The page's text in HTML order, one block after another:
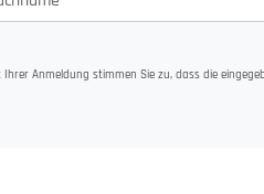
Anmeldung stimmen Sie zu, dass die